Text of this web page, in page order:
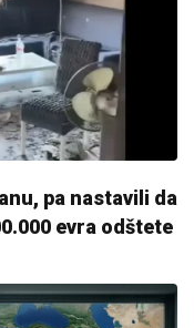
pa nastavili da
evra odštete